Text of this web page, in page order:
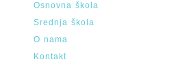
Osnovna škola
Srednja škola
O nama
Kontakt